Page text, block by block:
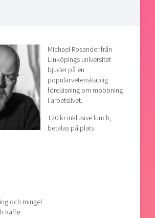
regions
Women
activities
collaboration
business
Michael Rosander från
Linköpings universitet
bjuder på en
populärvetenskaplig
föreläsning om mobbning
i arbetslivet.
120 kr inklusive lunch,
betalas på plats
och mingel
kaffe